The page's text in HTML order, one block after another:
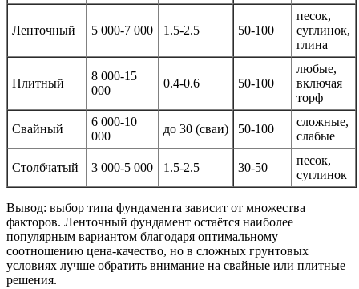
Ленточный 5 000-7 000 1.5-2.5 50-100
песок,
суглинок,
глина
Плитный
8 000-15
000
0.4-0.6 50-100
любые,
включая
торф
Свайный
6 000-10
000
до 30 (сваи) 50-100
сложные,
слабые
Столбчатый 3 000-5 000 1.5-2.5 30-50
песок,
суглинок
Вывод: выбор типа фундамента зависит от множества
факторов. Ленточный фундамент остаётся наиболее
популярным вариантом благодаря оптимальному
соотношению цена-качество, но в сложных грунтовых
условиях лучше обратить внимание на свайные или плитные
решения.